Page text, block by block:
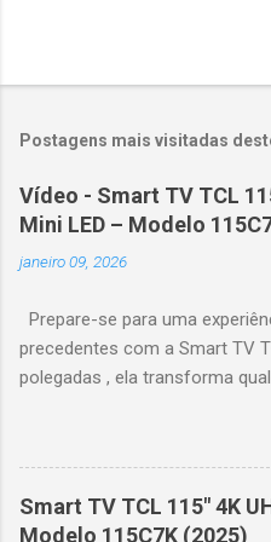
Postagens mais visitadas
Vídeo - Smart TV TCL
Mini LED – Modelo
janeiro 09, 2026
Prepare-se para uma
precedentes com a Smart TV
polegadas , ela transforma
e realistas. 🌟 Destaques do
controle de iluminação
vibrantes. Resolução 4K UHD :
contraste profundo em cada
Smart TV TCL 115" 4K
Modelo 115C7K (2025)